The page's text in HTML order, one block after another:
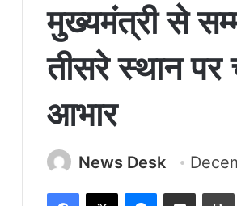
मुख्यमंत्री से
तीसरे स्थान पर
आभार
News Desk
Facebook
X Messenger
Share via Email